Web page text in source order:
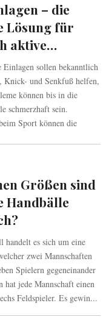
– die
Lösung für
aktive
Einlagen sollen bekanntlich
Knick- und Senkfuß helfen,
können bis in die
schmerzhaft sein.
Sport können die
Größen sind
Handbälle
handelt es sich um eine
zwei Mannschaften
Spielern gegeneinander
hat jede Mannschaft einen
Feldspieler. Es gewin...